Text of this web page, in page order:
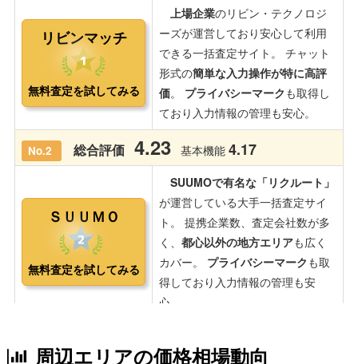
周辺エリアの価格相場動向